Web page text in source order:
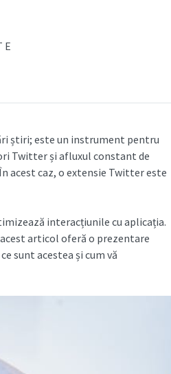
știri; este un instrument pentru
Twitter și afluxul constant de
acest caz, o extensie Twitter este
interacțiunile cu aplicația.
articol oferă o prezentare
sunt acestea și cum vă